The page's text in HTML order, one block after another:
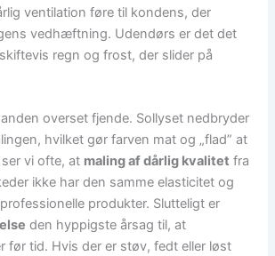
ventilation føre til kondens, der
vedhæftning. Udendørs er det det
regn og frost, der slider på
overset fjende. Sollyset nedbryder
hvilket gør farven mat og „flad” at
vi ofte, at maling af dårlig kvalitet fra
ikke har den samme elasticitet og
produkter. Slutteligt er
den hyppigste årsag til, at
før tid. Hvis der er støv, fedt eller løst